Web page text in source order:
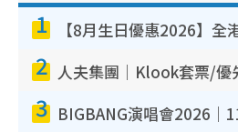
1
2
3